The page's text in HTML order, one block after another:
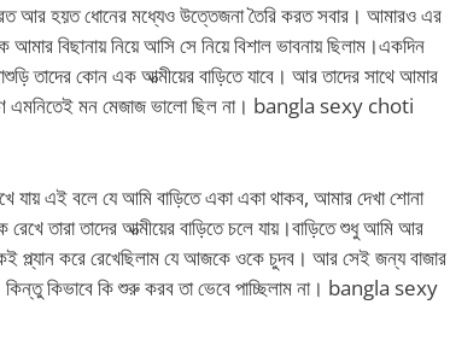
আর হয়ত ধোনের মধ্যেও উত্তেজনা তৈরি করত সবার। আমারও এর
বিছানায় নিয়ে আসি সে নিয়ে বিশাল ভাবনায় ছিলাম।একদিন
কোন এক আত্মীয়ের বাড়িতে যাবে। আর তাদের সাথে আমার
এমনিতেই মন মেজাজ ভালো ছিল না। bangla sexy choti
যায় এই বলে যে আমি বাড়িতে একা একা থাকব, আমার দেখা শোনা
তারা তাদের আত্মীয়ের বাড়িতে চলে যায়।বাড়িতে শুধু আমি আর
প্ল্যান করে রেখেছিলাম যে আজকে ওকে চুদব। আর সেই জন্য বাজার
কিভাবে কি শুরু করব তা ভেবে পাচ্ছিলাম না। bangla sexy